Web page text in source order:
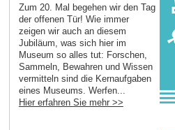
Zum 20. Mal begehen wir den Tag
der offenen Tür! Wie immer
zeigen wir auch an diesem
Jubiläum, was sich hier im
Museum so alles tut: Forschen,
Sammeln, Bewahren und Wissen
vermitteln sind die Kernaufgaben
eines Museums. Werfen...
Hier erfahren Sie mehr >>